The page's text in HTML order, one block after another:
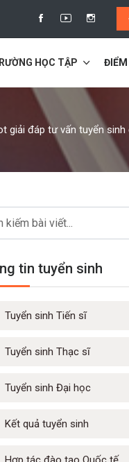
HỌC TẬP ĐIỂM
giải đáp tư vấn tuyển
tin tuyển sinh
Tuyển sinh Tiến sĩ
Tuyển sinh Thạc sĩ
Tuyển sinh Đại học
Kết quả tuyển sinh